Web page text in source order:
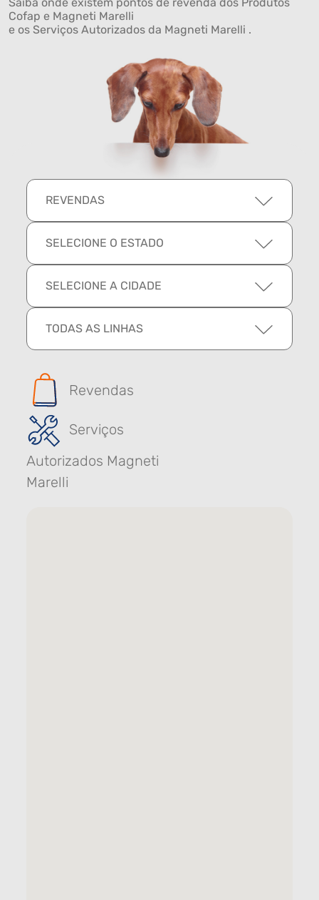
Saiba onde existem pontos de revenda dos Produtos
Cofap e Magneti Marelli
e os Serviços Autorizados da Magneti Marelli .
REVENDAS
SELECIONE O ESTADO
SELECIONE A CIDADE
TODAS AS LINHAS
Revendas
Serviços
Autorizados Magneti
Marelli